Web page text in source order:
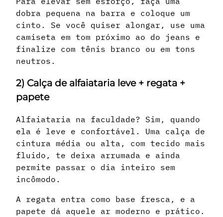
dobra pequena na barra e coloque um
cinto. Se você quiser alongar, use uma
camiseta em tom próximo ao do jeans e
finalize com tênis branco ou em tons
neutros.
2) Calça de alfaiataria leve + regata +
papete
Alfaiataria na faculdade? Sim, quando
ela é leve e confortável. Uma calça de
cintura média ou alta, com tecido mais
fluido, te deixa arrumada e ainda
permite passar o dia inteiro sem
incômodo.
A regata entra como base fresca, e a
papete dá aquele ar moderno e prático.